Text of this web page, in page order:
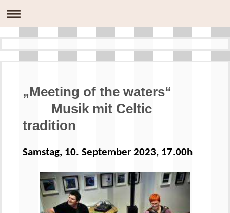
„Meeting of the waters“
Musik mit Celtic
tradition
Samstag, 10. September 2023, 17.00h